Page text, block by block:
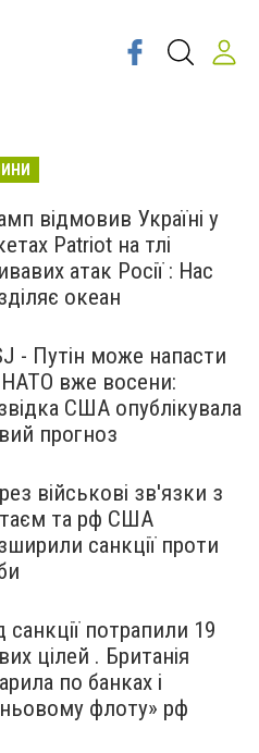
відмовив Україні у
Patriot на тлі
атак Росії : Нас
океан
- Путін може напасти
НАТО вже восени:
США опублікувала
прогноз
військові зв'язки з
та рф США
санкції проти
санкції потрапили 19
цілей . Британія
по банках і
флоту» рф